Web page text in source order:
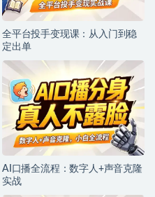
全平台投手变现课：从入门到稳
定出单
AI口播全流程：数字人+声音克隆
实战